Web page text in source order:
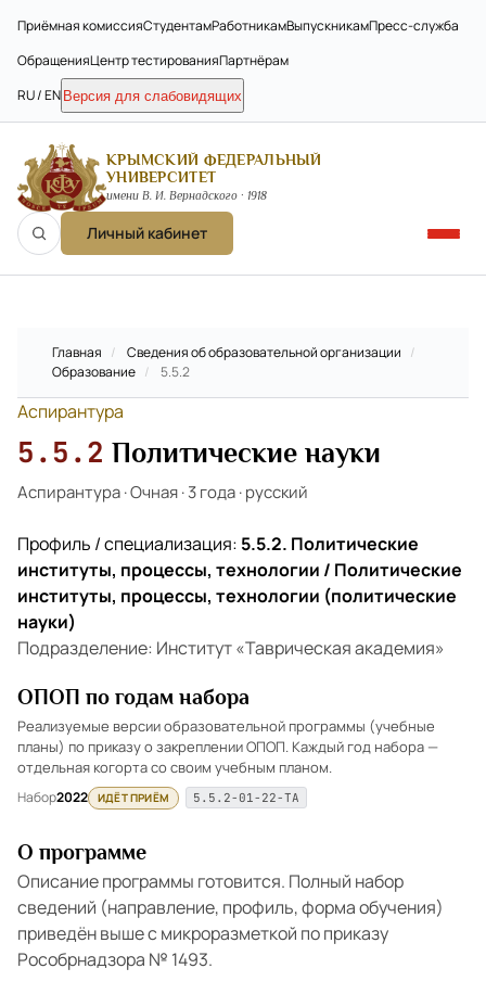
Приёмная комиссияСтудентамРаботникамВыпускникамПресс-служба
ОбращенияЦентр тестированияПартнёрам
RU / EN Версия для слабовидящих
КРЫМСКИЙ ФЕДЕРАЛЬНЫЙ
УНИВЕРСИТЕТ
имени В. И. Вернадского · 1918
Личный кабинет
Главная / Сведения об образовательной организации /
Образование / 5.5.2
Аспирантура
5.5.2 Политические науки
Аспирантура·Очная·3 года·русский
Профиль / специализация: 5.5.2. Политические
институты, процессы, технологии / Политические
институты, процессы, технологии (политические
науки)
Подразделение: Институт «Таврическая академия»
ОПОП по годам набора
Реализуемые версии образовательной программы (учебные
планы) по приказу о закреплении ОПОП. Каждый год набора —
отдельная когорта со своим учебным планом.
Набор2022 ИДЁТ ПРИЁМ 5.5.2-01-22-ТА
О программе
Описание программы готовится. Полный набор
сведений (направление, профиль, форма обучения)
приведён выше с микроразметкой по приказу
Рособрнадзора № 1493.